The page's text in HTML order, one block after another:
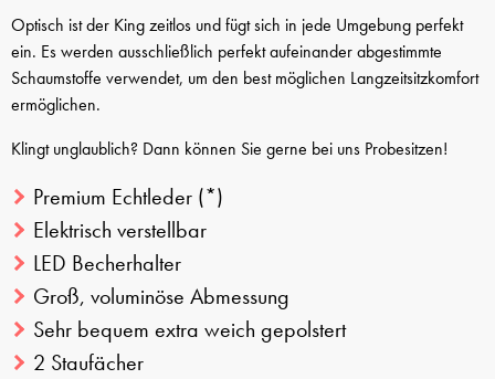
Optisch ist der King zeitlos und fügt sich in jede Umgebung perfekt
ein. Es werden ausschließlich perfekt aufeinander abgestimmte
Schaumstoffe verwendet, um den best möglichen Langzeitsitzkomfort
ermöglichen.
Klingt unglaublich? Dann können Sie gerne bei uns Probesitzen!
Premium Echtleder (*)
Elektrisch verstellbar
LED Becherhalter
Groß, voluminöse Abmessung
Sehr bequem extra weich gepolstert
2 Staufächer